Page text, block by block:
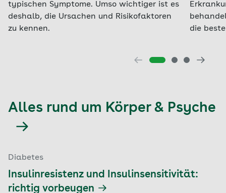
typischen Symptome. Umso wichtiger ist es
deshalb, die Ursachen und Risikofaktoren
zu kennen.
die
Alles rund um Körper & Psyche
Diabetes
Insulinresistenz und Insulinsensitivität:
richtig vorbeugen